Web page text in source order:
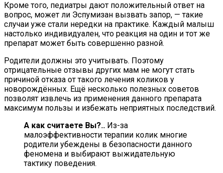
Кроме того, педиатры дают положительный ответ на
вопрос, может ли Эспумизан вызвать запор, — такие
случаи уже стали нередки на практике. Каждый малыш
настолько индивидуален, что реакция на один и тот же
препарат может быть совершенно разной.
Родители должны это учитывать. Поэтому
отрицательные отзывы других мам не могут стать
причиной отказа от такого лечения коликов у
новорождённых. Ещё несколько полезных советов
позволят извлечь из применения данного препарата
максимум пользы и избежать неприятных последствий.
А как считаете Вы?.. Из-за
малоэффективности терапии колик многие
родители убеждены в безопасности данного
феномена и выбирают выжидательную
тактику поведения.